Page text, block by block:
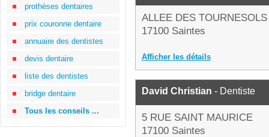
prothèses dentaires
prix couronne dentaire
annuaire des dentistes
devis dentaire
liste des dentistes
bridge dentaire
Tous les conseils ...
ALLEE DES TOURNESOLS
17100 Saintes
Afficher les détails
David Christian - Dentiste
5 RUE SAINT MAURICE
17100 Saintes